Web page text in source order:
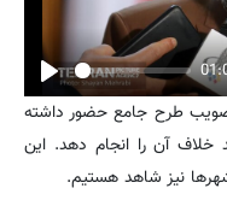
Play
طرح جامع حضور داشته
خلاف آن را انجام دهد. این
نیز شاهد هستیم.